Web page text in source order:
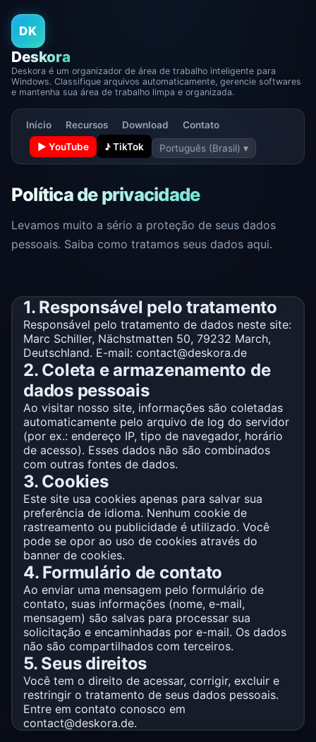
DK
Deskora
Deskora é um organizador de área de trabalho inteligente para
Windows. Classifique arquivos automaticamente, gerencie softwares
e mantenha sua área de trabalho limpa e organizada.
Início Recursos Download
Contato
▶ YouTube
♪ TikTok Português (Brasil) ▾
Política de privacidade
Levamos muito a sério a proteção de seus dados
pessoais. Saiba como tratamos seus dados aqui.
1. Responsável pelo tratamento
Responsável pelo tratamento de dados neste site:
Marc Schiller, Nächstmatten 50, 79232 March,
Deutschland. E-mail: contact@deskora.de
2. Coleta e armazenamento de
dados pessoais
Ao visitar nosso site, informações são coletadas
automaticamente pelo arquivo de log do servidor
(por ex.: endereço IP, tipo de navegador, horário
de acesso). Esses dados não são combinados
com outras fontes de dados.
3. Cookies
Este site usa cookies apenas para salvar sua
preferência de idioma. Nenhum cookie de
rastreamento ou publicidade é utilizado. Você
pode se opor ao uso de cookies através do
banner de cookies.
4. Formulário de contato
Ao enviar uma mensagem pelo formulário de
contato, suas informações (nome, e-mail,
mensagem) são salvas para processar sua
solicitação e encaminhadas por e-mail. Os dados
não são compartilhados com terceiros.
5. Seus direitos
Você tem o direito de acessar, corrigir, excluir e
restringir o tratamento de seus dados pessoais.
Entre em contato conosco em
contact@deskora.de.